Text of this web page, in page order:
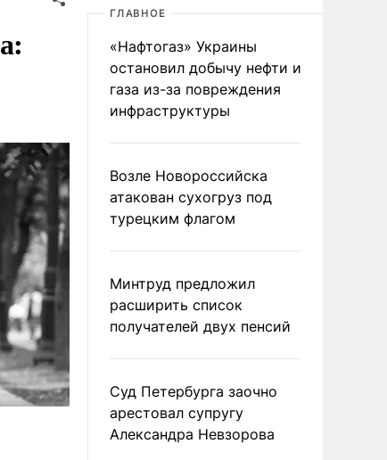
ГЛАВНОЕ
«Нафтогаз» Украины
остановил добычу нефти и
газа из-за повреждения
инфраструктуры
Возле Новороссийска
атакован сухогруз под
турецким флагом
Минтруд предложил
расширить список
получателей двух пенсий
Суд Петербурга заочно
арестовал супругу
Александра Невзорова